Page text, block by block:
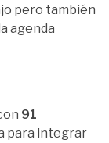
pero también
agenda
91
para integrar